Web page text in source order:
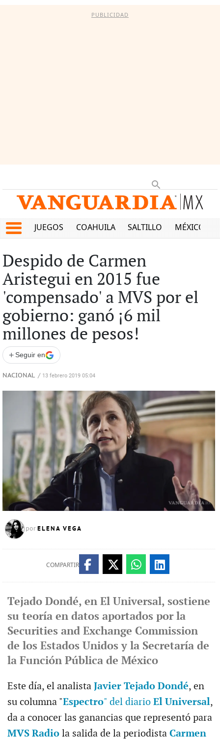
PUBLICIDAD
JUEGOS COAHUILA SALTILLO MÉXICO
Despido de Carmen
Aristegui en 2015 fue
'compensado' a MVS por el
gobierno: ganó ¡6 mil
millones de pesos!
+ Seguir en
NACIONAL / 13 febrero 2019 05:04
por ELENA VEGA
COMPARTIR
Tejado Dondé, en El Universal, sostiene
su teoría en datos aportados por la
Securities and Exchange Commission
de los Estados Unidos y la Secretaría de
la Función Pública de México
Este día, el analista Javier Tejado Dondé, en
su columna "Espectro" del diario El Universal,
da a conocer las ganancias que representó para
MVS Radiola salida de la periodista Carmen